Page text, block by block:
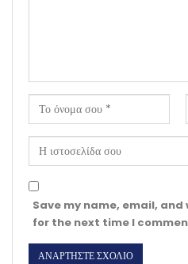
Save my name, email,
for the next time I